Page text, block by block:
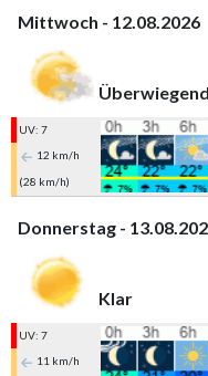
Mittwoch - 12.08.2026
UV: 7
12 km/h
(28 km/h)
Donnerstag -
Klar
UV: 7
11 km/h